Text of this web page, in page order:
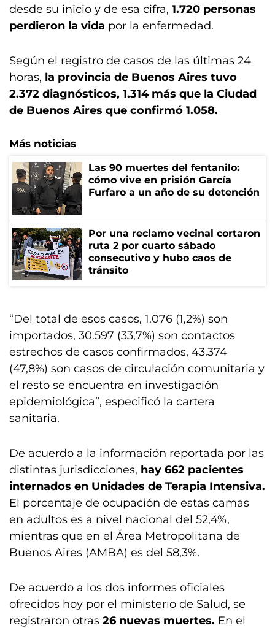
desde su inicio y de esa cifra, 1.720 personas
perdieron la vida por la enfermedad.
Según el registro de casos de las últimas 24
horas, la provincia de Buenos Aires tuvo
2.372 diagnósticos, 1.314 más que la Ciudad
de Buenos Aires que confirmó 1.058.
Más noticias
Las 90 muertes del fentanilo:
cómo vive en prisión García
Furfaro a un año de su detención
Por una reclamo vecinal cortaron
ruta 2 por cuarto sábado
consecutivo y hubo caos de
tránsito
“Del total de esos casos, 1.076 (1,2%) son
importados, 30.597 (33,7%) son contactos
estrechos de casos confirmados, 43.374
(47,8%) son casos de circulación comunitaria y
el resto se encuentra en investigación
epidemiológica”, especificó la cartera
sanitaria.
De acuerdo a la información reportada por las
distintas jurisdicciones, hay 662 pacientes
internados en Unidades de Terapia Intensiva.
El porcentaje de ocupación de estas camas
en adultos es a nivel nacional del 52,4%,
mientras que en el Área Metropolitana de
Buenos Aires (AMBA) es del 58,3%.
De acuerdo a los dos informes oficiales
ofrecidos hoy por el ministerio de Salud, se
registraron otras 26 nuevas muertes. En el